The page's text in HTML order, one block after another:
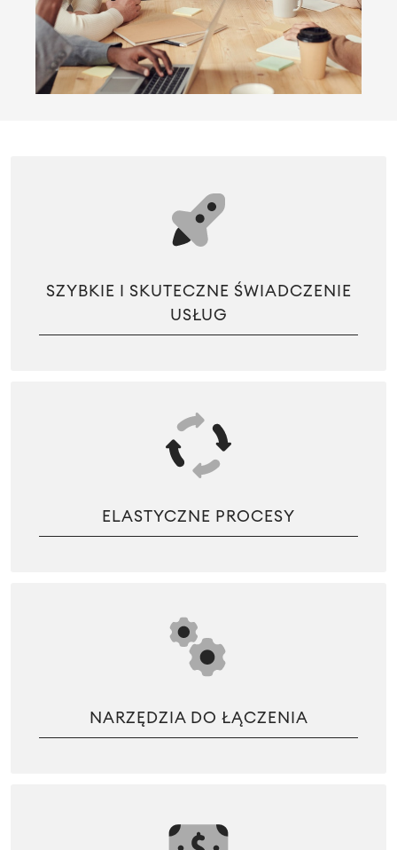
SZYBKIE I SKUTECZNE ŚWIADCZENIE
USŁUG
ELASTYCZNE PROCESY
NARZĘDZIA DO ŁĄCZENIA